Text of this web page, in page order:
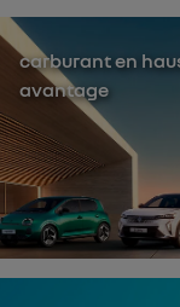
carburant en
avantage